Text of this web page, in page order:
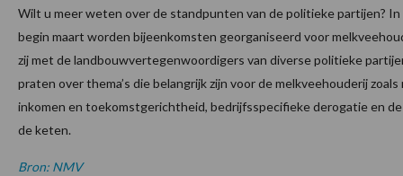
Wilt u meer weten over de standpunten van de politieke partijen?
begin maart worden bijeenkomsten georganiseerd voor
zij met de landbouwvertegenwoordigers van diverse politieke
praten over thema’s die belangrijk zijn voor de melkveehouderij
inkomen en toekomstgerichtheid, bedrijfsspecifieke derogatie en
de keten.
Bron: NMV